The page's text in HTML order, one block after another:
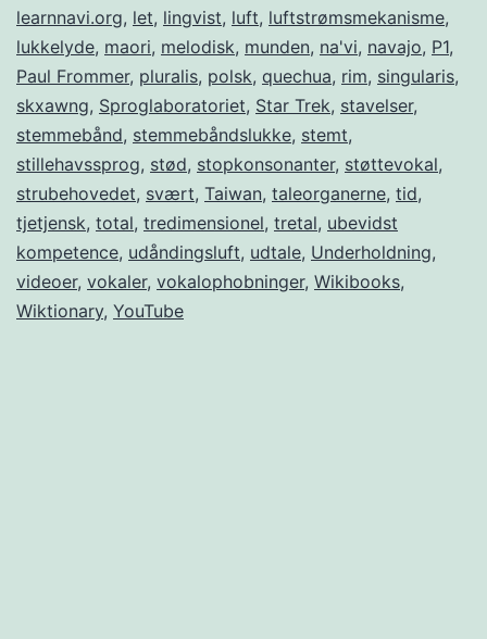
learnnavi.org, let, lingvist, luft, luftstrømsmekanisme,
lukkelyde, maori, melodisk, munden, na'vi, navajo, P1,
Paul Frommer, pluralis, polsk, quechua, rim, singularis,
skxawng, Sproglaboratoriet, Star Trek, stavelser,
stemmebånd, stemmebåndslukke, stemt,
stillehavssprog, stød, stopkonsonanter, støttevokal,
strubehovedet, svært, Taiwan, taleorganerne, tid,
tjetjensk, total, tredimensionel, tretal, ubevidst
kompetence, udåndingsluft, udtale, Underholdning,
videoer, vokaler, vokalophobninger, Wikibooks,
Wiktionary, YouTube